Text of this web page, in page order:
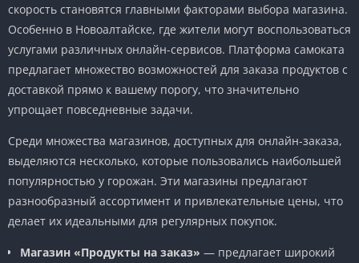
скорость становятся главными факторами выбора магазина.
Особенно в Новоалтайске, где жители могут воспользоваться
услугами различных онлайн-сервисов. Платформа самоката
предлагает множество возможностей для заказа продуктов с
доставкой прямо к вашему порогу, что значительно
упрощает повседневные задачи.
Среди множества магазинов, доступных для онлайн-заказа,
выделяются несколько, которые пользовались наибольшей
популярностью у горожан. Эти магазины предлагают
разнообразный ассортимент и привлекательные цены, что
делает их идеальными для регулярных покупок.
Магазин «Продукты на заказ» — предлагает широкий